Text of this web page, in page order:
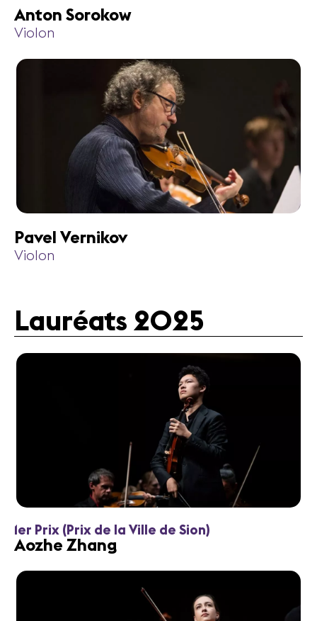
Anton Sorokow
Violon
Pavel Vernikov
Violon
Lauréats 2025
1er Prix (Prix de la Ville de Sion)
Aozhe Zhang